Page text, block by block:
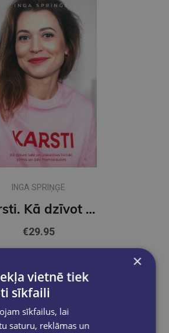
INGA SPRIŅĢE
Karsti. Kā dzīvot un izskatīties lieliski pirms un pēc menopzauzes
€29.95
×
vietnē tiek
sīkfaili
sīkfailus, lai
saturu, reklāmas un